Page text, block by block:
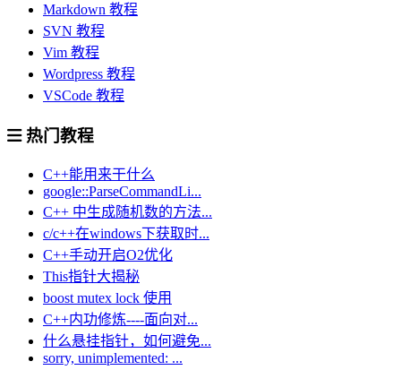
Markdown 教程
SVN 教程
Vim 教程
Wordpress 教程
VSCode 教程
热门教程
C++能用来干什么
google::ParseCommandLi...
C++ 中生成随机数的方法...
c/c++在windows下获取时...
C++手动开启O2优化
This指针大揭秘
boost mutex lock 使用
C++内功修炼----面向对...
什么悬挂指针，如何避免...
sorry, unimplemented: ...